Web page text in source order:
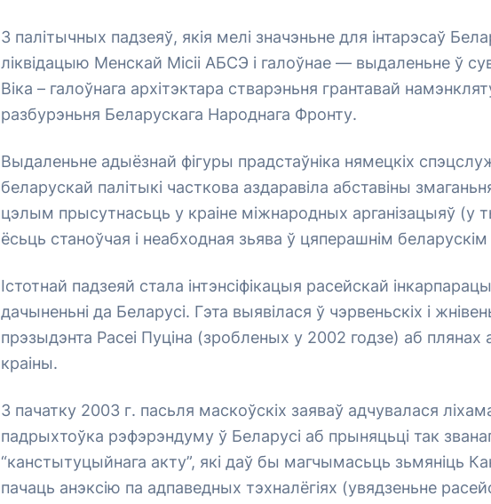
З палітычных падзеяў, якія мелі значэньне для інтарэсаў
ліквідацыю Менскай Місіі АБСЭ і галоўнае — выдаленьне ў
Віка – галоўнага архітэктара стварэньня грантавай
разбурэньня Беларускага Народнага Фронту.
Выдаленьне адыёзнай фігуры прадстаўніка нямецкіх
беларускай палітыкі часткова аздаравіла абставіны
цэлым прысутнасьць у краіне міжнародных арганізацыяў (у
ёсьць станоўчая і неабходная зьява ў цяперашнім
Істотнай падзеяй стала інтэнсіфікацыя расейскай
дачыненьні да Беларусі. Гэта выявілася ў чэрвеньскіх і
прэзыдэнта Расеі Пуціна (зробленых у 2002 годзе) аб плянах
краіны.
З пачатку 2003 г. пасьля маскоўскіх заяваў адчувалася
падрыхтоўка рэфэрэндуму ў Беларусі аб прыняцьці так
“канстытуцыйнага акту”, які даў бы магчымасьць зьмяніць
пачаць анэксію па адпаведных тэхналёгіях (увядзеньне